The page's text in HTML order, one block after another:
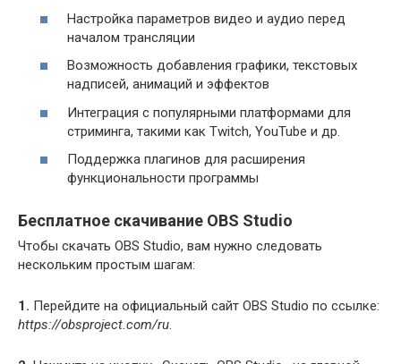
Настройка параметров видео и аудио перед
началом трансляции
Возможность добавления графики, текстовых
надписей, анимаций и эффектов
Интеграция с популярными платформами для
стриминга, такими как Twitch, YouTube и др.
Поддержка плагинов для расширения
функциональности программы
Бесплатное скачивание OBS Studio
Чтобы скачать OBS Studio, вам нужно следовать
нескольким простым шагам:
1. Перейдите на официальный сайт OBS Studio по ссылке:
https://obsproject.com/ru.